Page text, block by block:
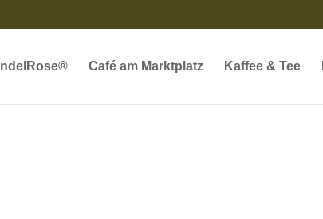
Café am Marktplatz Kaffee & Tee